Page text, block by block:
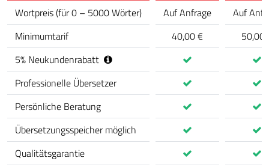
Merkmal
Wortpreis(für 0 – 5000 Wörter) Auf Anfrage
Auf
Minimumtarif
40,00 €
50,00
5% Neukundenrabatt
Professionelle Übersetzer
Persönliche Beratung
Übersetzungsspeicher möglich
Qualitätsgarantie